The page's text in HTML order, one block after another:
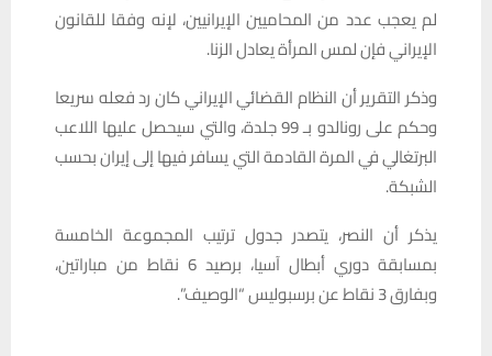
لم يعجب عدد من المحاميين الإيرانيين، لإنه وفقا للقانون
الإيراني فإن لمس المرأة يعادل الزنا.
وذكر التقرير أن النظام القضائي الإيراني كان رد فعله سريعا
وحكم على رونالدو بـ 99 جلدة، والتي سيحصل عليها اللاعب
البرتغالي في المرة القادمة التي يسافر فيها إلى إيران بحسب
الشبكة.
يذكر أن النصر، يتصدر جدول ترتيب المجموعة الخامسة
بمسابقة دوري أبطال آسيا، برصيد 6 نقاط من مباراتين،
وبفارق 3 نقاط عن برسبوليس “الوصيف”.